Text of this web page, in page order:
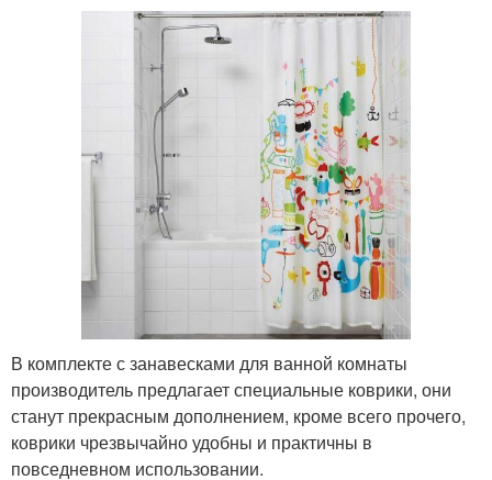
В комплекте с занавесками для ванной комнаты
производитель предлагает специальные коврики, они
станут прекрасным дополнением, кроме всего прочего,
коврики чрезвычайно удобны и практичны в
повседневном использовании.